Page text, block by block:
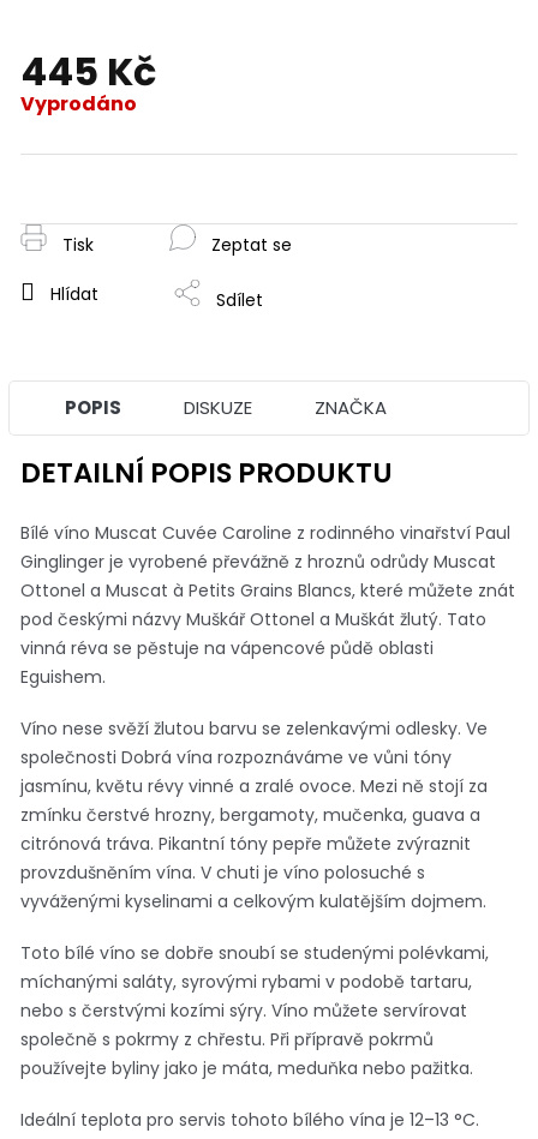
445 Kč
Vyprodáno
Tisk
Zeptat se
Hlídat Sdílet
POPIS DISKUZE ZNAČKA
DETAILNÍ POPIS PRODUKTU
Bílé víno Muscat Cuvée Caroline z rodinného vinařství Paul
Ginglinger je vyrobené převážně z hroznů odrůdy Muscat
Ottonel a Muscat à Petits Grains Blancs, které můžete znát
pod českými názvy Muškář Ottonel a Muškát žlutý. Tato
vinná réva se pěstuje na vápencové půdě oblasti
Eguishem.
Víno nese svěží žlutou barvu se zelenkavými odlesky. Ve
společnosti Dobrá vína rozpoznáváme ve vůni tóny
jasmínu, květu révy vinné a zralé ovoce. Mezi ně stojí za
zmínku čerstvé hrozny, bergamoty, mučenka, guava a
citrónová tráva. Pikantní tóny pepře můžete zvýraznit
provzdušněním vína. V chuti je víno polosuché s
vyváženými kyselinami a celkovým kulatějším dojmem.
Toto bílé víno se dobře snoubí se studenými polévkami,
míchanými saláty, syrovými rybami v podobě tartaru,
nebo s čerstvými kozími sýry. Víno můžete servírovat
společně s pokrmy z chřestu. Při přípravě pokrmů
používejte byliny jako je máta, meduňka nebo pažitka.
Ideální teplota pro servis tohoto bílého vína je 12–13 °C.